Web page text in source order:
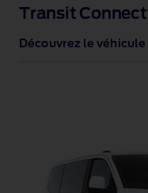
Transit Connect
Découvrez le véhicule